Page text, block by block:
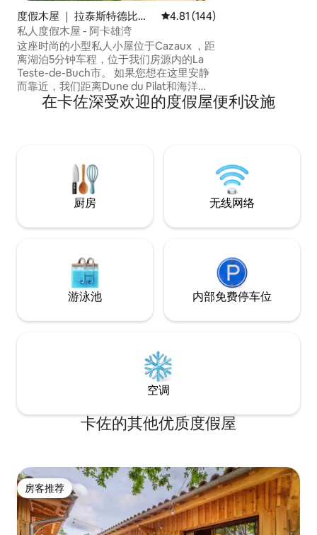
度假木屋 ｜ 拉泰斯特德比克
(La Teste-de-Buch)
平均评分 4.81 分（满分 5 分），
4.81 (144)
私人度假木屋 - 阿卡雄湾
这座时尚的小型私人小屋位于Cazaux ，距
离湖泊5分钟车程，位于我们房源内的La
Teste-de-Buch市。 如果您想在这里安静
而靠近，我们距离Dune du Pilat和海洋海
滩仅20分钟车程，距离Teste-de-Buch市
中心15分钟车程，距离Arcachon市中心20
在卡佐深受欢迎的度假屋便利设施
厨房 无线网络
游泳池 内部免费停车位
空调
卡佐的其他优质度假屋
房客推荐
房客推荐